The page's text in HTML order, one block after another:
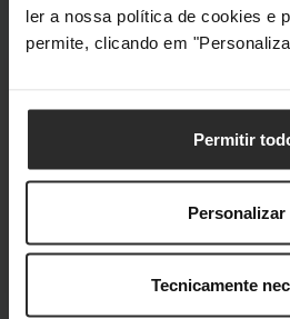
ler a nossa política de cookies e
permite, clicando em
Permitir
Personalizar
Tecnicamente
(DIN)/USB
(0)